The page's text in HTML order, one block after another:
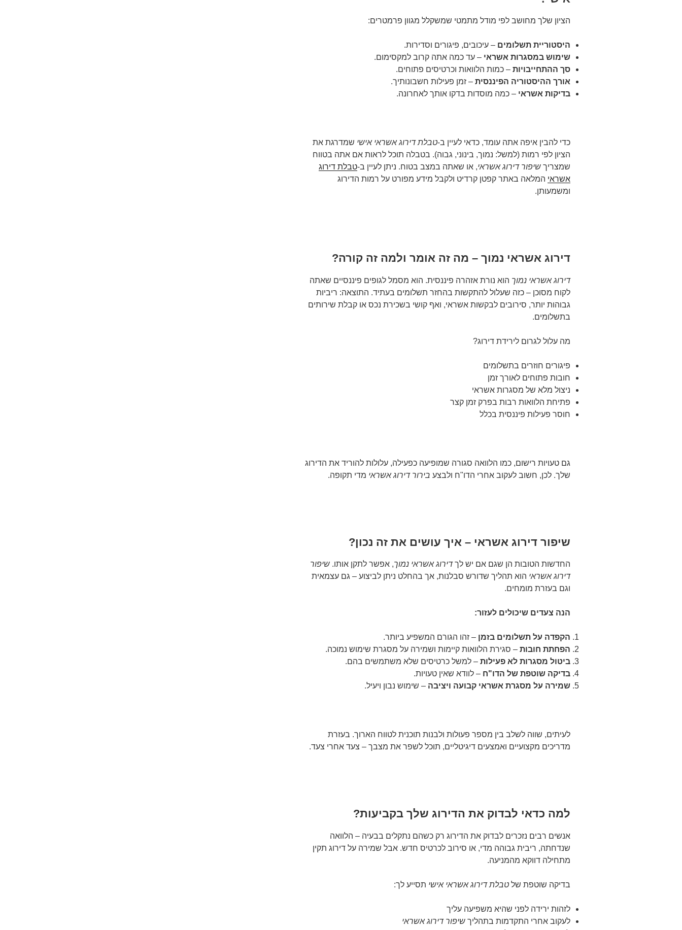
הציון שלך מחושב לפי מודל מתמטי שמשקלל מגוון פרמטרים:
היסטוריית תשלומים – עיכובים, פיגורים וסדירות.
שימוש במסגרות אשראי – עד כמה אתה קרוב למקסימום.
סך ההתחייבויות – כמות הלוואות וכרטיסים פתוחים.
אורך ההיסטוריה הפיננסית – זמן פעילות חשבונותיך.
בדיקות אשראי – כמה מוסדות בדקו אותך לאחרונה.
כדי להבין איפה אתה עומד, כדאי לעיין ב-טבלת דירוג אשראי אישי שמדרגת את
הציון לפי רמות (למשל: נמוך, בינוני, גבוה). בטבלה תוכל לראות אם אתה בטווח
שמצריך שיפור דירוג אשראי, או שאתה במצב בטוח. ניתן לעיין ב-טבלת דירוג
אשראי המלאה באתר קפטן קרדיט ולקבל מידע מפורט על רמות הדירוג
ומשמעותן.
דירוג אשראי נמוך – מה זה אומר ולמה זה קורה?
דירוג אשראי נמוך הוא נורת אזהרה פיננסית. הוא מסמל לגופים פיננסיים שאתה
לקוח מסוכן – כזה שעלול להתקשות בהחזר תשלומים בעתיד. התוצאה: ריביות
גבוהות יותר, סירובים לבקשות אשראי, ואף קושי בשכירת נכס או קבלת שירותים
בתשלומים.
מה עלול לגרום לירידת דירוג?
פיגורים חוזרים בתשלומים
חובות פתוחים לאורך זמן
ניצול מלא של מסגרות אשראי
פתיחת הלוואות רבות בפרק זמן קצר
חוסר פעילות פיננסית בכלל
גם טעויות רישום, כמו הלוואה סגורה שמופיעה כפעילה, עלולות להוריד את הדירוג
שלך. לכן, חשוב לעקוב אחרי הדו"ח ולבצע בירור דירוג אשראי מדי תקופה.
שיפור דירוג אשראי – איך עושים את זה נכון?
החדשות הטובות הן שגם אם יש לךדירוג אשראי נמוך, אפשר לתקן אותו. שיפור
דירוג אשראי הוא תהליך שדורש סבלנות, אך בהחלט ניתן לביצוע – גם עצמאית
וגם בעזרת מומחים.
הנה צעדים שיכולים לעזור:
הקפדה על תשלומים בזמן – זהו הגורם המשפיע ביותר.
הפחתת חובות – סגירת הלוואות קיימות ושמירה על מסגרת שימוש נמוכה.
ביטול מסגרות לא פעילות – למשל כרטיסים שלא משתמשים בהם.
בדיקה שוטפת של הדו"ח – לוודא שאין טעויות.
שמירה על מסגרת אשראי קבועה ויציבה – שימוש נבון ויעיל.
לעיתים, שווה לשלב בין מספר פעולות ולבנות תוכנית לטווח הארוך. בעזרת
מדריכים מקצועיים ואמצעים דיגיטליים, תוכל לשפר את מצבך – צעד אחרי צעד.
למה כדאי לבדוק את הדירוג שלך בקביעות?
אנשים רבים נזכרים לבדוק את הדירוג רק כשהם נתקלים בבעיה – הלוואה
שנדחתה, ריבית גבוהה מדי, או סירוב לכרטיס חדש. אבל שמירה על דירוג תקין
מתחילה דווקא מהמניעה.
בדיקה שוטפת של טבלת דירוג אשראי אישי תסייע לך:
לזהות ירידה לפני שהיא משפיעה עליך
לעקוב אחרי התקדמות בתהליך שיפור דירוג אשראי